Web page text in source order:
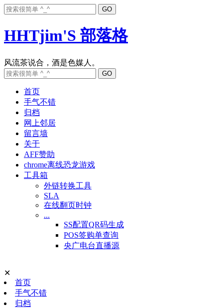
HHTjim'S 部落格
首页
手气不错
归档
网上邻居
留言墙
关于
AFF赞助
chrome离线恐龙游戏
工具箱
外链转换工具
SLA
在线翻页时钟
...
SS配置QR码生成
POS签购单查询
央广电台直播源
✕
首页
手气不错
归档